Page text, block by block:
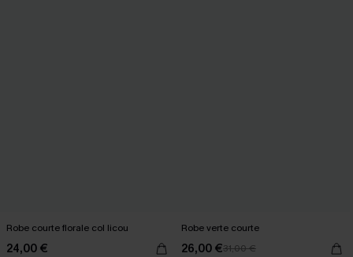
Robe courte florale col licou
24,00 €
Robe verte courte
26,00 €31,00 €